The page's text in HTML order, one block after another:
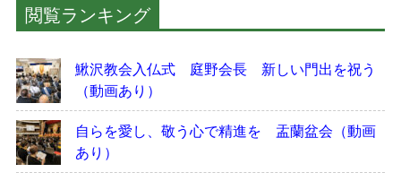
閲覧ランキング
鰍沢教会入仏式 庭野会長 新しい門出を祝う
（動画あり）
自らを愛し、敬う心で精進を 盂蘭盆会（動画
あり）